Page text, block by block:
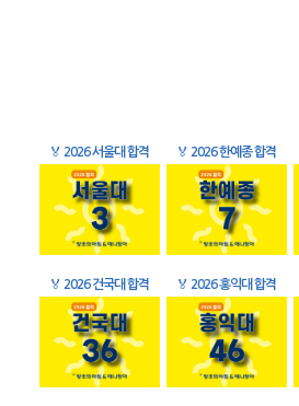
🏅 2026 서울대 합격 🏅 2026 한예종 합격
🏅 2026 건국대 합격 🏅 2026 홍익대 합격